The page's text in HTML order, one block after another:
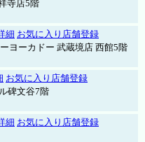
寺店5階
細 お気に入り店舗登録
ヨーカドー 武蔵境店 西館5階
お気に入り店舗登録
碑文谷7階
細 お気に入り店舗登録